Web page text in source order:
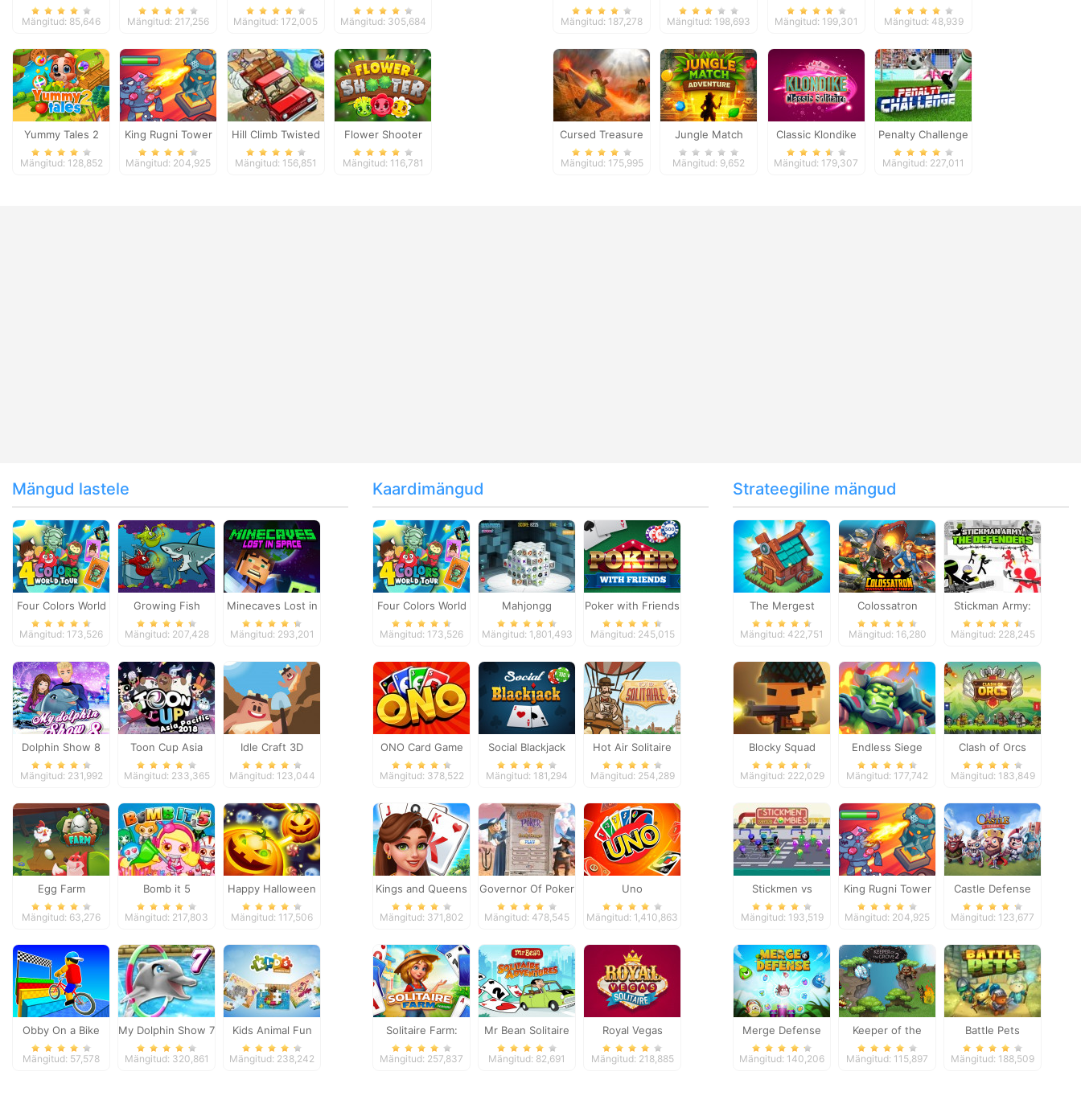
Mängitud: 85,646 Mängitud: 217,256 Mängitud: 172,005 Mängitud: 305,684
Yummy Tales 2
Mängitud: 128,852
King Rugni Tower
Defense
Mängitud: 204,925
Hill Climb Twisted
Transport
Mängitud: 156,851
Flower Shooter
Mängitud: 116,781
Mängitud: 187,278
Solitaire
Mängitud: 198,693 Mängitud: 199,301
Witch Tower
Mängitud: 48,939
Cursed Treasure
Mängitud: 175,995
Jungle Match
Adventures
Mängitud: 9,652
Classic Klondike
Solitaire Card
Mängitud: 179,307
Penalty Challenge
Mängitud: 227,011
Mängud lastele
Four Colors World
Tour
Mängitud: 173,526
Growing Fish
Mängitud: 207,428
Minecaves Lost in
Space
Mängitud: 293,201
Dolphin Show 8
Mängitud: 231,992
Toon Cup Asia
Pacific 2018
Mängitud: 233,365
Idle Craft 3D
Mängitud: 123,044
Egg Farm
Mängitud: 63,276
Bomb it 5
Mängitud: 217,803
Happy Halloween
Mängitud: 117,506
Obby On a Bike
Mängitud: 57,578
My Dolphin Show 7
Mängitud: 320,861
Kids Animal Fun
Mängitud: 238,242
Kaardimängud
Four Colors World
Tour
Mängitud: 173,526
Mahjongg
Dimensions
Mängitud: 1,801,493
Poker with Friends
Mängitud: 245,015
ONO Card Game
Mängitud: 378,522
Social Blackjack
Mängitud: 181,294
Hot Air Solitaire
Mängitud: 254,289
Kings and Queens
Solitaire Tripeaks
Mängitud: 371,802
Governor Of Poker
2
Mängitud: 478,545
Uno
Mängitud: 1,410,863
Solitaire Farm:
Seasons
Mängitud: 257,837
Mr Bean Solitaire
Adventures
Mängitud: 82,691
Royal Vegas
Solitaire
Mängitud: 218,885
Strateegiline mängud
The Mergest
Kingdom
Mängitud: 422,751
Colossatron
Mängitud: 16,280
Stickman Army:
The Defenders
Mängitud: 228,245
Blocky Squad
Mängitud: 222,029
Endless Siege
Mängitud: 177,742
Clash of Orcs
Mängitud: 183,849
Stickmen vs
Zombies
Mängitud: 193,519
King Rugni Tower
Defense
Mängitud: 204,925
Castle Defense
Mängitud: 123,677
Merge Defense
Mängitud: 140,206
Keeper of the
Grove 2
Mängitud: 115,897
Battle Pets
Mängitud: 188,509